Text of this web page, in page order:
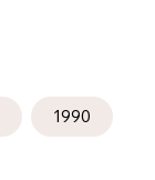
1990